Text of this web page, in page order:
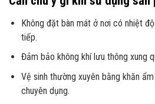
Không đặt bàn mát ở nơi có nhiệt
tiếp.
Đảm bảo không khí lưu thông xung
Vệ sinh thường xuyên bằng khăn
chuyên dụng.